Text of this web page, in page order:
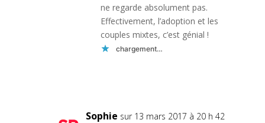
ne regarde absolument pas.
Effectivement, l’adoption et les
couples mixtes, c’est génial !
chargement…
Sophie sur 13 mars 2017 à 20 h 42